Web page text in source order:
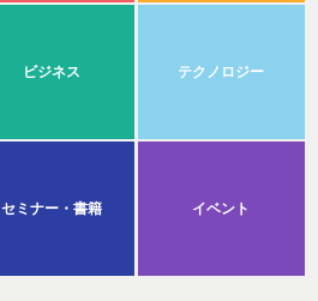
ビジネス テクノロジー
セミナー・書籍 イベント